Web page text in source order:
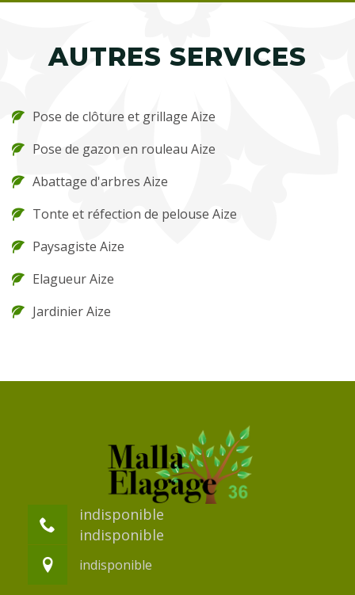
AUTRES SERVICES
Pose de clôture et grillage Aize
Pose de gazon en rouleau Aize
Abattage d'arbres Aize
Tonte et réfection de pelouse Aize
Paysagiste Aize
Elagueur Aize
Jardinier Aize
indisponible
indisponible
indisponible